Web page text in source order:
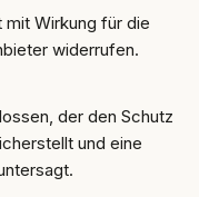
mit Wirkung für die
widerrufen.
der den Schutz
und eine